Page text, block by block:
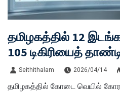
தமிழகத்தில் 12
105 டிகிரியைத்
Seithithalam 2026/04/14
தமிழகத்தில் கோடை வெயில்